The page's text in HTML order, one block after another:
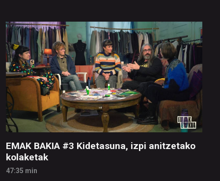
EMAK BAKIA #3 Kidetasuna, izpi anitzetako
kolaketak
47:35 min